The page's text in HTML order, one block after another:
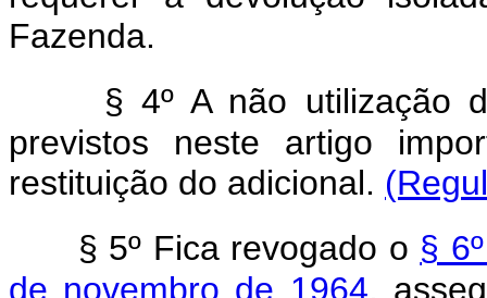
Fazenda.
§ 4º A não utilização
previstos neste artigo
restituição do adicional.
§ 5º Fica revogado o §
de novembro de 1964,